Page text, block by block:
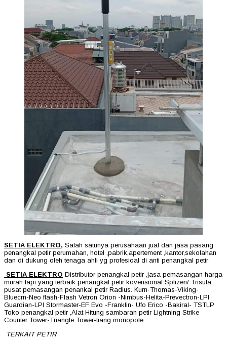
SETIA ELEKTRO, Salah satunya perusahaan jual dan jasa pasang
penangkal petir perumahan, hotel ,pabrik,apertement ,kantor,sekolahan
dan di dukung oleh tenaga ahli yg profesioal di anti penangkal petir
SETIA ELEKTRO Distributor penangkal petir ,jasa pemasangan harga
murah tapi yang terbaik penangkal petir kovensional Splizen/ Trisula,
pusat pemasangan penankal petir Radius. Kurn-Thomas-Viking-
Bluecrn-Neo flash-Flash Vetron Orion -Nimbus-Helita-Prevectron-LPI
Guardian-LPI Stormaster-EF Evo -Franklin- Ufo Erico -Bakiral- TSTLP
Toko penangkal petir ,Alat Hitung sambaran petir Lightning Strike
Counter Tower-Triangle Tower-tiang monopole
TERKAIT PETIR